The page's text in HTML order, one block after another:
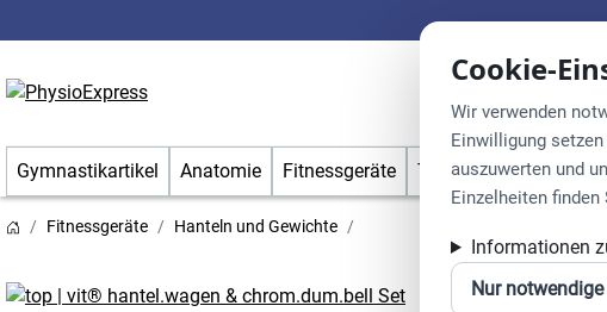
Cookie-
Wir verwenden
Einwilligung
auszuwerten und
Einzelheiten
Informationen
Nur
Suche
Gymnastikartikel Anatomie Fitnessgeräte Therapiebedarf
Fitnessgeräte Hanteln und Gewichte